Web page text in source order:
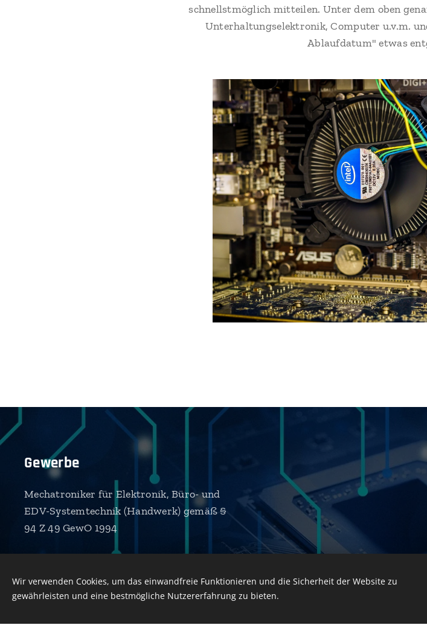
schnellstmöglich mitteilen. Unter dem oben
Unterhaltungselektronik, Computer u.v.m.
Ablaufdatum" etwas
Gewerbe
Mechatroniker für Elektronik, Büro- und
EDV-Systemtechnik (Handwerk) gemäß §
94 Z 49 GewO 1994
Wir verwenden Cookies, um das einwandfreie Funktionieren und die Sicherheit der Website zu
gewährleisten und eine bestmögliche Nutzererfahrung zu bieten.